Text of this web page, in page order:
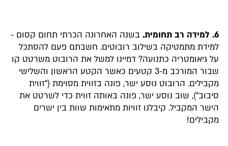
6. למידה רב תחומית.
בשנה האחרונה הכרתי תחום קסום -
למידת מתמטיקה בשילוב רובוטים. חשבתם פעם להסתכל
על גיאומטריה כתנועה? דמיינו למשל את הרובוט משרטט קו
שבור המורכב מ-3 קטעים כאשר הקטע הראשון והשלישי
מקבילים. הרובוט נוסע ישר, פונה בזווית מסוימת ("זווית
סיבוב"), שוב נוסע ישר, פונה באותה זווית כדי לשרטט את
הישר המקביל. קיבלנו זוויות מתאימות שוות בין ישרים
מקבילים!